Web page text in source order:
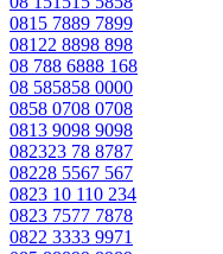
0815 7889 7899
08122 8898 898
08 788 6888 168
08 585858 0000
0858 0708 0708
0813 9098 9098
082323 78 8787
08228 5567 567
0823 10 110 234
0823 7577 7878
0822 3333 9971